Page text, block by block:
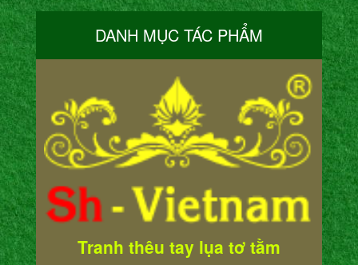
DANH MỤC TÁC PHẨM
Tranh thêu tay lụa tơ tằm